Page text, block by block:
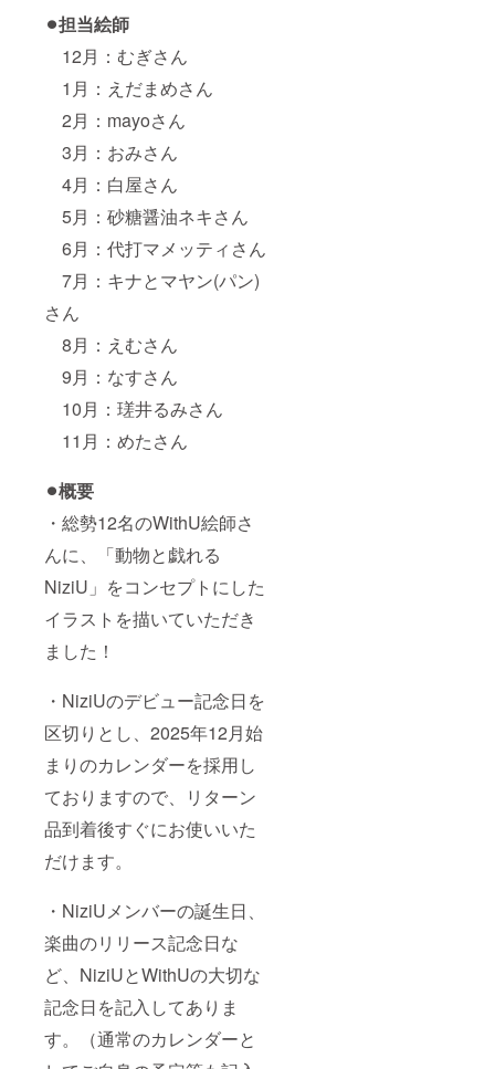
⚫︎担当絵師
12月：むぎさん
1月：えだまめさん
2月：mayoさん
3月：おみさん
4月：白屋さん
5月：砂糖醤油ネキさん
6月：代打マメッティさん
7月：キナとマヤン(パン)
さん
8月：えむさん
9月：なすさん
10月：瑳井るみさん
11月：めたさん
⚫︎概要
・総勢12名のWithU絵師さ
んに、「動物と戯れる
NiziU」をコンセプトにした
イラストを描いていただき
ました！
・NiziUのデビュー記念日を
区切りとし、2025年12月始
まりのカレンダーを採用し
ておりますので、リターン
品到着後すぐにお使いいた
だけます。
・NiziUメンバーの誕生日、
楽曲のリリース記念日な
ど、NiziUとWithUの大切な
記念日を記入してありま
す。（通常のカレンダーと